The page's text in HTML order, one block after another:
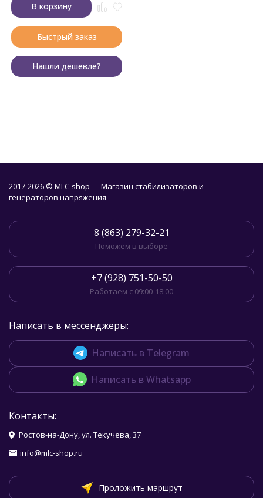
В корзину
Быстрый заказ
Нашли дешевле?
2017-2026 © MLC-shop — Магазин стабилизаторов и
генераторов напряжения
8 (863) 279-32-21
Поможем в выборе
+7 (928) 751-50-50
Работаем с 09:00-18:00
Написать в мессенджеры:
Написать в Telegram
Написать в Whatsapp
Контакты:
Ростов-на-Дону, ул. Текучева, 37
info@mlc-shop.ru
Проложить маршрут